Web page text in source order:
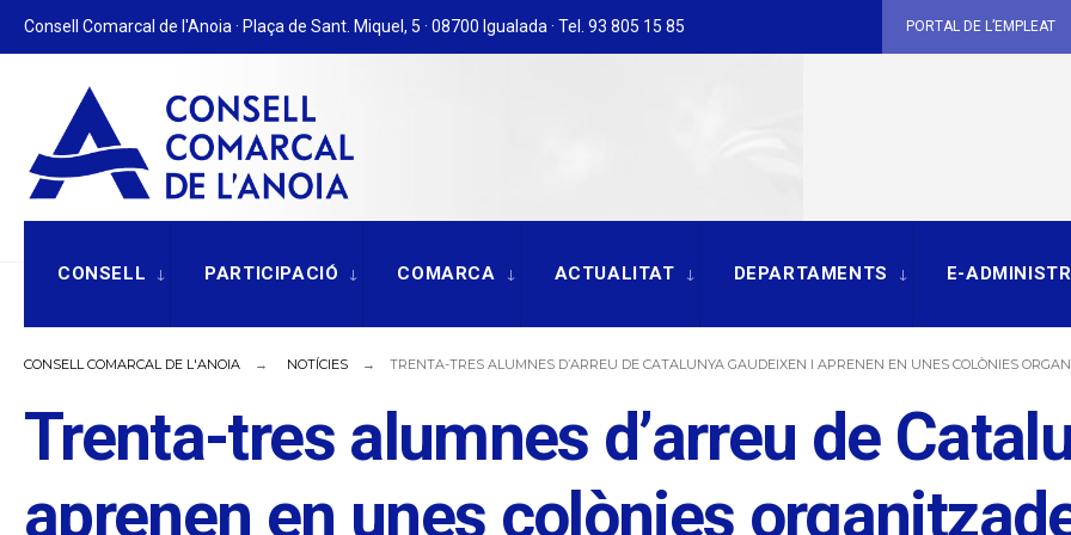
Skip
to
Consell Comarcal de l'Anoia · Plaça de Sant. Miquel, 5 · 08700 Igualada · Tel. 93 805 15 85 PORTAL DE L’EMPLEAT
CONSELL PARTICIPACIÓ COMARCA ACTUALITAT DEPARTAMENTS E-
CONSELL COMARCAL DE L'ANOIA NOTÍCIES TRENTA-TRES ALUMNES D’ARREU DE CATALUNYA GAUDEIXEN I APRENEN EN UNES COLÒNIES
Trenta-tres alumnes d’arreu de
aprenen en unes colònies